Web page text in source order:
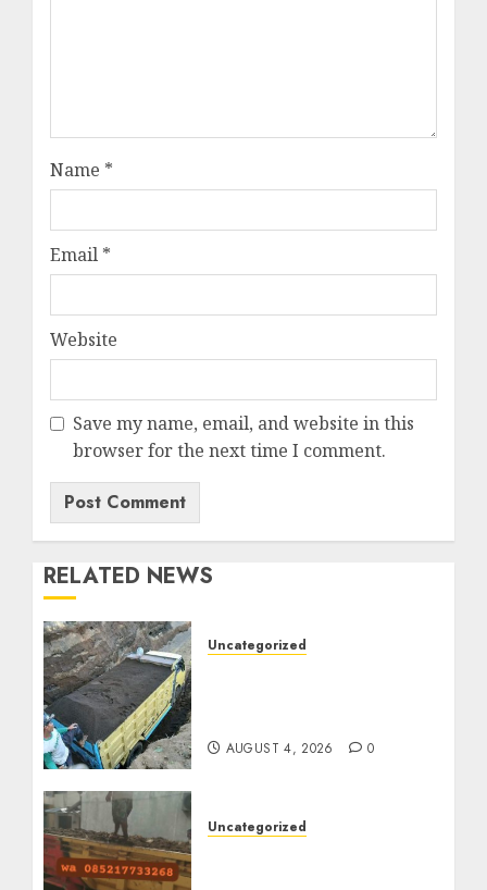
Name *
Email *
Website
Save my name, email, and website in this
browser for the next time I comment.
RELATED NEWS
Uncategorized
AUGUST 4, 2026 0
Uncategorized